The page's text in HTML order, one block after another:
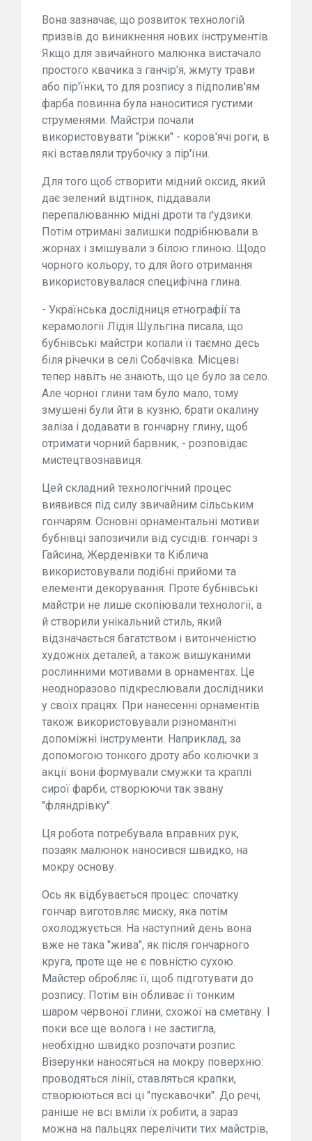
Вона зазначає, що розвиток технологій
призвів до виникнення нових інструментів.
Якщо для звичайного малюнка вистачало
простого квачика з ганчір'я, жмуту трави
або пір'їнки, то для розпису з підполив'ям
фарба повинна була наноситися густими
струменями. Майстри почали
використовувати "ріжки" - коров'ячі роги, в
які вставляли трубочку з пір'їни.
Для того щоб створити мідний оксид, який
дає зелений відтінок, піддавали
перепалюванню мідні дроти та ґудзики.
Потім отримані залишки подрібнювали в
жорнах і змішували з білою глиною. Щодо
чорного кольору, то для його отримання
використовувалася специфічна глина.
- Українська дослідниця етнографії та
керамології Лідія Шульгіна писала, що
бубнівські майстри копали її таємно десь
біля річечки в селі Собачівка. Місцеві
тепер навіть не знають, що це було за село.
Але чорної глини там було мало, тому
змушені були йти в кузню, брати окалину
заліза і додавати в гончарну глину, щоб
отримати чорний барвник, - розповідає
мистецтвознавиця.
Цей складний технологічний процес
виявився під силу звичайним сільським
гончарям. Основні орнаментальні мотиви
бубнівці запозичили від сусідів: гончарі з
Гайсина, Жерденівки та Кіблича
використовували подібні прийоми та
елементи декорування. Проте бубнівські
майстри не лише скопіювали технології, а
й створили унікальний стиль, який
відзначається багатством і витонченістю
художніх деталей, а також вишуканими
рослинними мотивами в орнаментах. Це
неодноразово підкреслювали дослідники
у своїх працях. При нанесенні орнаментів
також використовували різноманітні
допоміжні інструменти. Наприклад, за
допомогою тонкого дроту або колючки з
акції вони формували смужки та краплі
сирої фарби, створюючи так звану
"фляндрівку".
Ця робота потребувала вправних рук,
позаяк малюнок наносився швидко, на
мокру основу.
Ось як відбувається процес: спочатку
гончар виготовляє миску, яка потім
охолоджується. На наступний день вона
вже не така "жива", як після гончарного
круга, проте ще не є повністю сухою.
Майстер обробляє її, щоб підготувати до
розпису. Потім він обливає її тонким
шаром червоної глини, схожої на сметану. І
поки все ще волога і не застигла,
необхідно швидко розпочати розпис.
Візерунки наносяться на мокру поверхню:
проводяться лінії, ставляться крапки,
створюються всі ці "пускавочки". До речі,
раніше не всі вміли їх робити, а зараз
можна на пальцях перелічити тих майстрів,